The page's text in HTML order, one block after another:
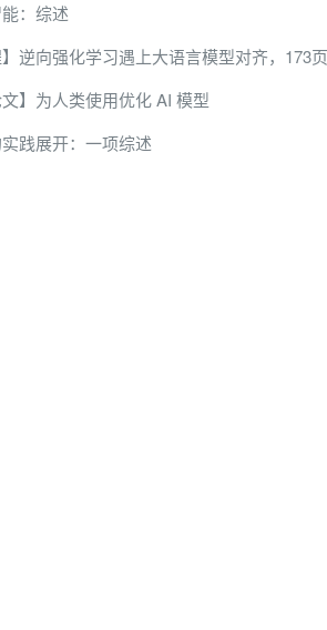
：综述
】逆向强化学习遇上大语言模型对齐，173
文】为人类使用优化 AI 模型
践展开：一项综述